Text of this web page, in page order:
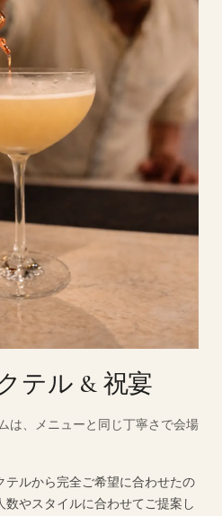
テル & 祝宴
は、メニューと同じ丁寧さで会場
テルから完全ご希望に合わせたの
やスタイルに合わせてご提案し